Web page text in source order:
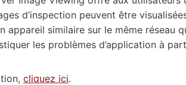
d’inspection peuvent être
appareil similaire sur le même
les problèmes d’application à
cliquez ici.